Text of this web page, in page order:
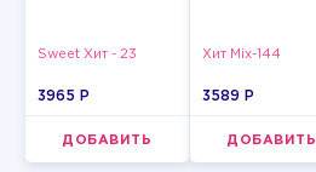
Sweet Хит - 23
3965 P
ДОБАВИТЬ
Хит Mix-144
3589 P
ДОБАВИТЬ